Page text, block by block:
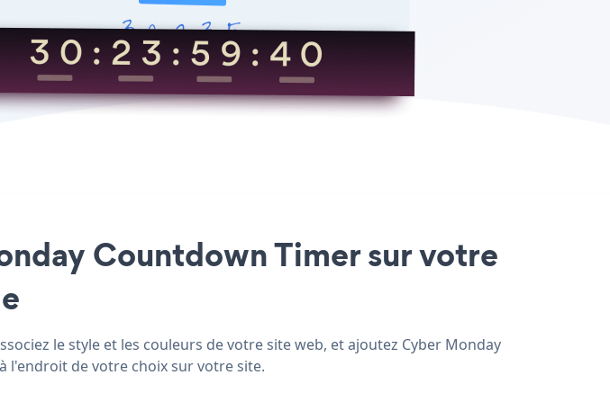
Countdown Timer sur votre
le style et les couleurs de votre site web, et ajoutez Cyber Monday
l'endroit de votre choix sur votre site.